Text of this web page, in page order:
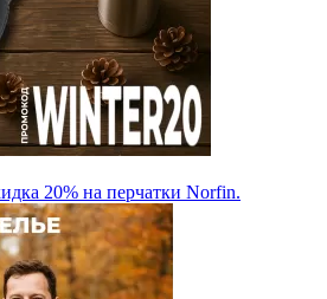
20% на перчатки Norfin.